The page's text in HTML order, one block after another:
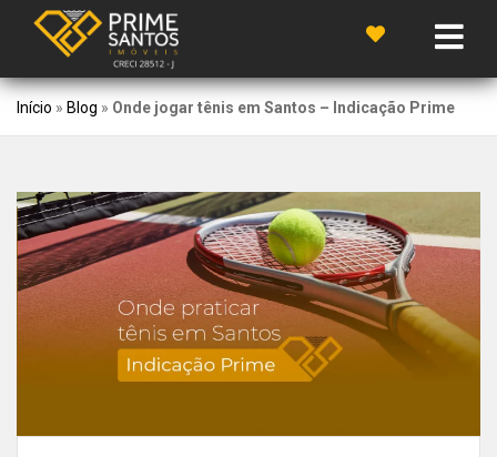
Início » Blog » Onde jogar tênis em Santos – Indicação Prime